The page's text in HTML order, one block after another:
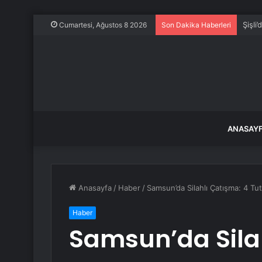
Cumartesi, Ağustos 8 2026 Son Dakika Haberleri
Anasayfa / Haber / Samsun’da Silahlı Çatışma: 4
Haber
Samsun’da